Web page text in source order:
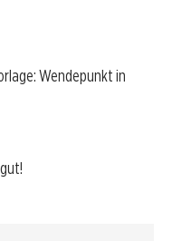
Wendepunkt in